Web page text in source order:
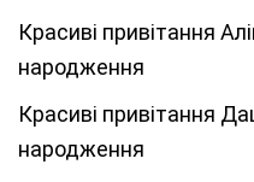
Красиві привітання
народження
Красиві привітання
народження